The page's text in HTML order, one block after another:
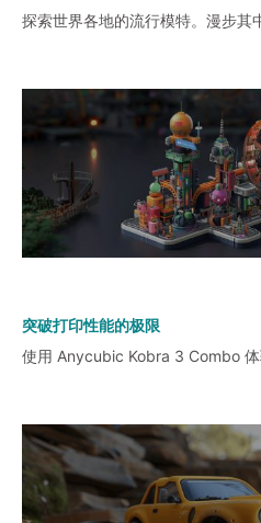
探索世界各地的流行模特。漫步其
突破打印性能的极限
使用 Anycubic Kobra 3 Combo 体